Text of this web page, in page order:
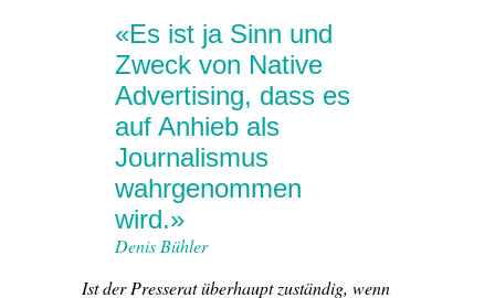
«Es ist ja Sinn und
Zweck von Native
Advertising, dass es
auf Anhieb als
Journalismus
wahrgenommen
wird.»
Denis Bühler
Ist der Presserat überhaupt zuständig, wenn